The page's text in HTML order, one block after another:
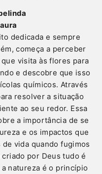
dedicada e sempre
começa a perceber
visita às flores para
e descobre que isso
químicos. Através
resolver a situação
ao seu redor. Essa
a importância de se
e os impactos que
vida quando fugimos
por Deus tudo é
natureza é o princípio